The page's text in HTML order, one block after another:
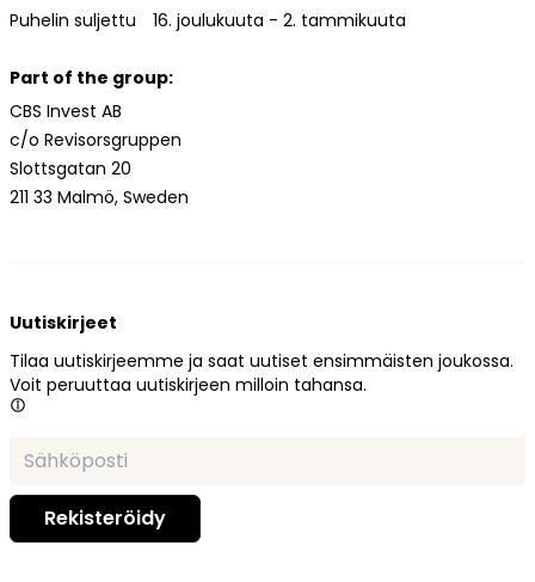
Puhelin suljettu
16. joulukuuta - 2. tammikuuta
Part of the group:
CBS Invest AB
c/o Revisorsgruppen
Slottsgatan 20
211 33 Malmö, Sweden
Uutiskirjeet
Tilaa uutiskirjeemme ja saat uutiset ensimmäisten joukossa.
Voit peruuttaa uutiskirjeen milloin tahansa.